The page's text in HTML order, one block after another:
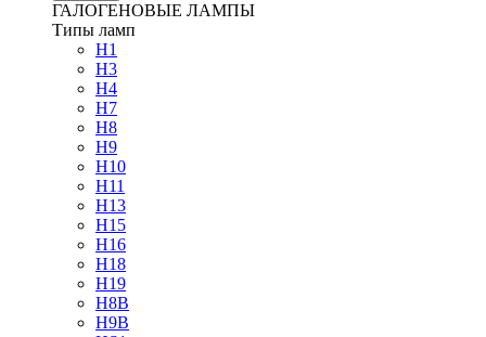
ГАЛОГЕНОВЫЕ ЛАМПЫ
Типы ламп
H1
H3
H4
H7
H8
H9
H10
H11
H13
H15
H16
H18
H19
H8B
H9B